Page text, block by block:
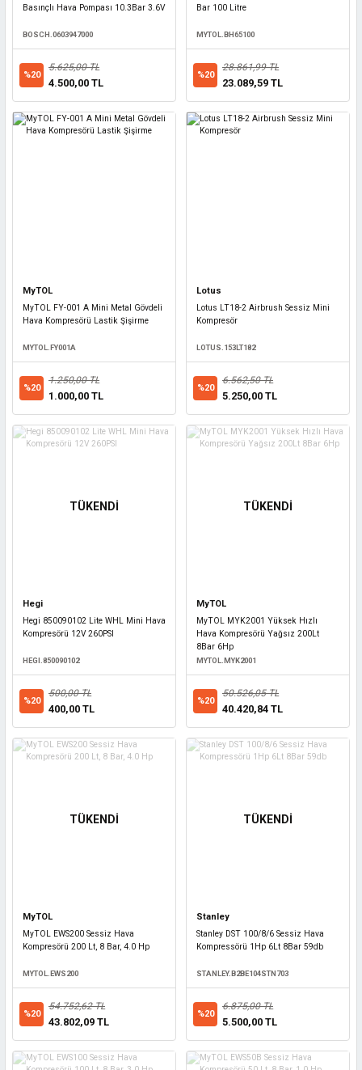
Basınçlı Hava Pompası 10.3Bar 3.6V
BOSCH.0603947000
%20
5.625,00 TL
4.500,00 TL
Bar 100 Litre
MYTOL.BH65100
%20
28.861,99 TL
23.089,59 TL
MyTOL
MyTOL FY-001 A Mini Metal Gövdeli
Hava Kompresörü Lastik Şişirme
MYTOL.FY001A
%20
1.250,00 TL
1.000,00 TL
Lotus
Lotus LT18-2 Airbrush Sessiz Mini
Kompresör
LOTUS.153LT182
%20
6.562,50 TL
5.250,00 TL
TÜKENDİ
Hegi
Hegi 850090102 Lite WHL Mini Hava
Kompresörü 12V 260PSI
HEGI.850090102
%20
500,00 TL
400,00 TL
TÜKENDİ
MyTOL
MyTOL MYK2001 Yüksek Hızlı
Hava Kompresörü Yağsız 200Lt
8Bar 6Hp
MYTOL.MYK2001
%20
50.526,05 TL
40.420,84 TL
TÜKENDİ
MyTOL
MyTOL EWS200 Sessiz Hava
Kompresörü 200 Lt, 8 Bar, 4.0 Hp
MYTOL.EWS200
%20
54.752,62 TL
43.802,09 TL
TÜKENDİ
Stanley
Stanley DST 100/8/6 Sessiz Hava
Kompressörü 1Hp 6Lt 8Bar 59db
STANLEY.B2BE104STN703
%20
6.875,00 TL
5.500,00 TL